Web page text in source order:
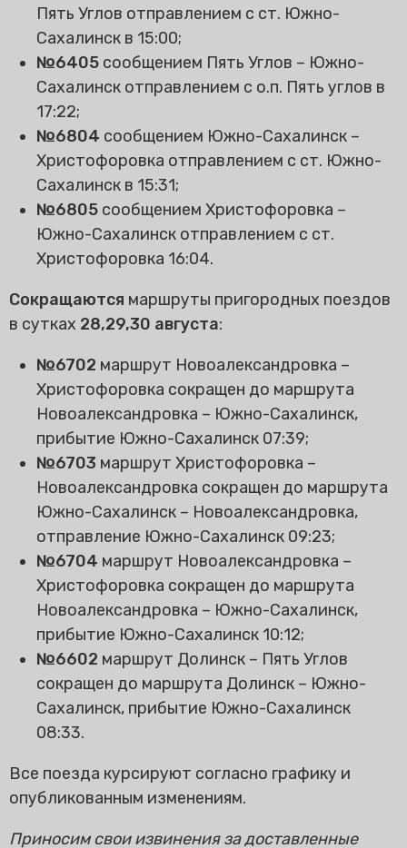
Пять Углов отправлением с ст. Южно-
Сахалинск в 15:00;
№6405 сообщением Пять Углов – Южно-
Сахалинск отправлением с о.п. Пять углов в
17:22;
№6804 сообщением Южно-Сахалинск –
Христофоровка отправлением с ст. Южно-
Сахалинск в 15:31;
№6805 сообщением Христофоровка –
Южно-Сахалинск отправлением с ст.
Христофоровка 16:04.
Сокращаются маршруты пригородных поездов
в сутках 28,29,30 августа:
№6702 маршрут Новоалександровка –
Христофоровка сокращен до маршрута
Новоалександровка – Южно-Сахалинск,
прибытие Южно-Сахалинск 07:39;
№6703 маршрут Христофоровка –
Новоалександровка сокращен до маршрута
Южно-Сахалинск – Новоалександровка,
отправление Южно-Сахалинск 09:23;
№6704 маршрут Новоалександровка –
Христофоровка сокращен до маршрута
Новоалександровка – Южно-Сахалинск,
прибытие Южно-Сахалинск 10:12;
№6602 маршрут Долинск – Пять Углов
сокращен до маршрута Долинск – Южно-
Сахалинск, прибытие Южно-Сахалинск
08:33.
Все поезда курсируют согласно графику и
опубликованным изменениям.
Приносим свои извинения за доставленные